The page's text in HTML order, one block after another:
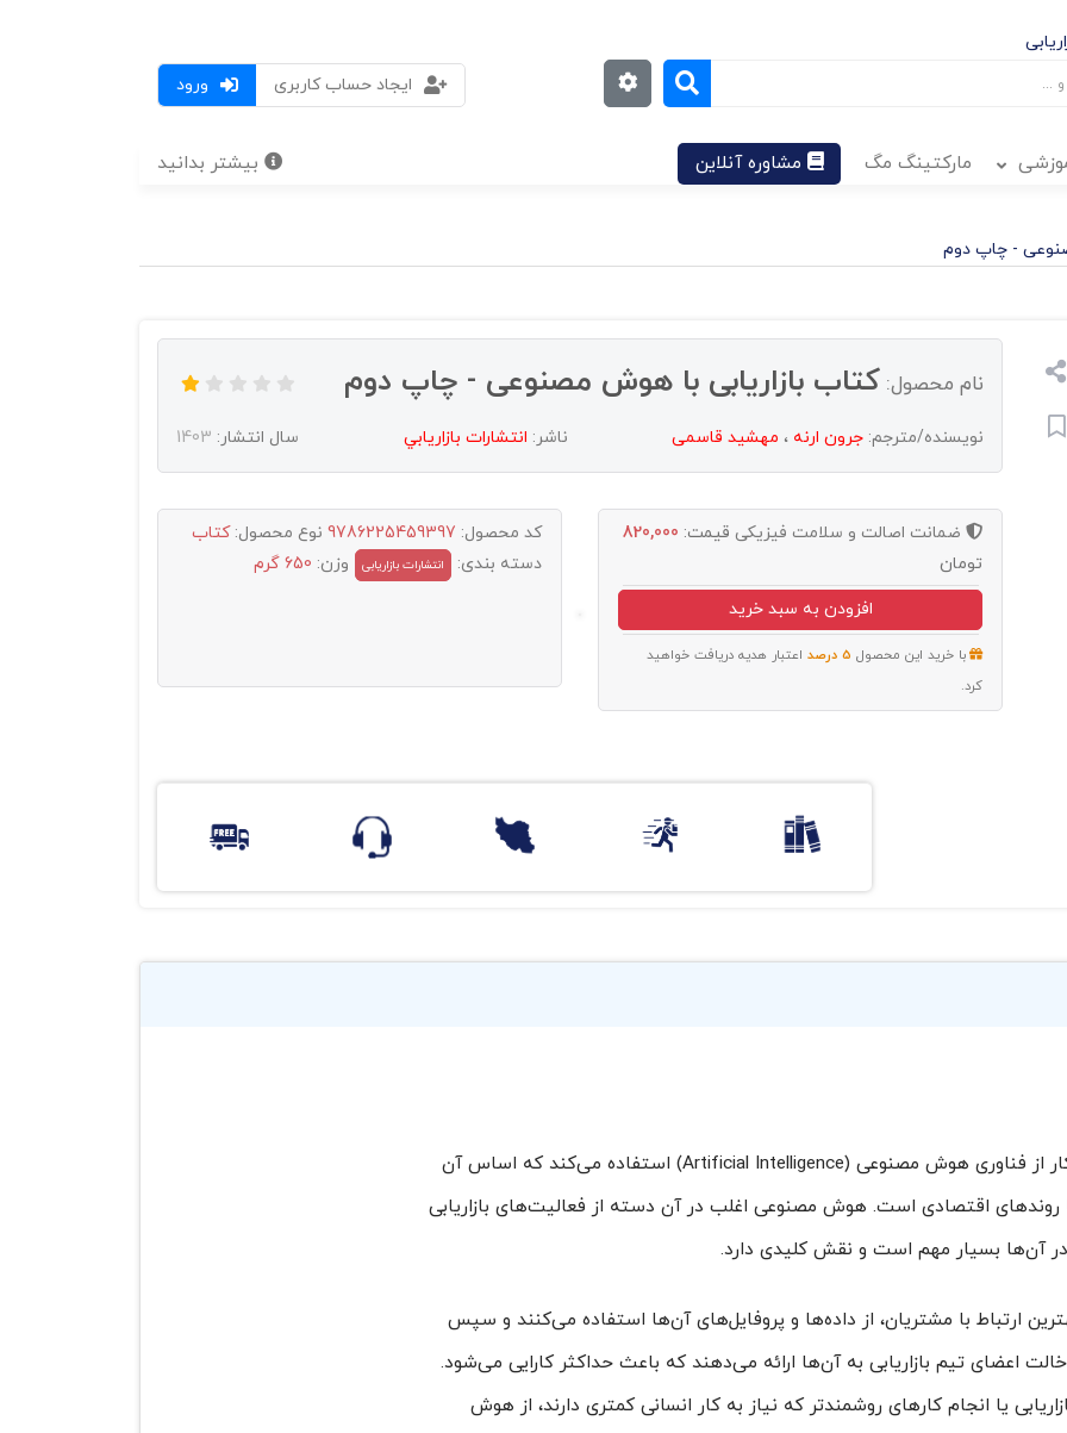
ورود
ایجاد حساب کاربری
مارکتینگ مگ مشاوره آنلاین بیشتر بدانید
- چاپ دوم
نام محصول: کتاب بازاریابی با هوش مصنوعی - چاپ دوم
نویسنده/مترجم: جرون ارنه ، مهشید قاسمی ناشر: انتشارات بازاريابي سال انتشار: 1403
ضمانت اصالت و سلامت فیزیکی قیمت: 820,000
تومان
افزودن به سبد خرید
با خرید این محصول 5 درصد
اعتبار هدیه دریافت خواهید
کرد.
کد محصول: 9786225459397 نوع محصول:کتاب
دسته بندی:
انتشارات بازاریابی وزن: 650 گرم
بازاریابی هوش مصنوعی برای تصمیم‌گیری خودکار از فناوری‌ هوش مصنوعی (Artificial Intelligence) استفاده می‌کند که اساس آن
روندهای اقتصادی است. هوش مصنوعی اغلب در آن دسته از فعالیت‌های بازاریابی
آن‌ها بسیار مهم است و نقش کلیدی دارد.
ارتباط با مشتریان، از داده‌ها و پروفایل‌‌های آن‌ها استفاده می‌کنند و سپس
اعضای تیم بازاریابی به آن‌ها ارائه می‌دهند که باعث حداکثر کارایی می‌شود.
یا انجام کارهای روشمندتر که نیاز به کار انسانی کمتری دارند، از هوش